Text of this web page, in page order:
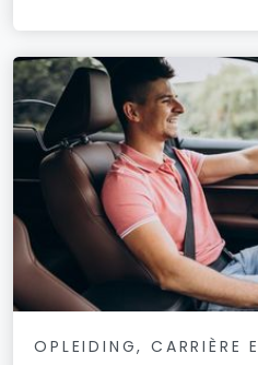
OPLEIDING, CARRIÈRE